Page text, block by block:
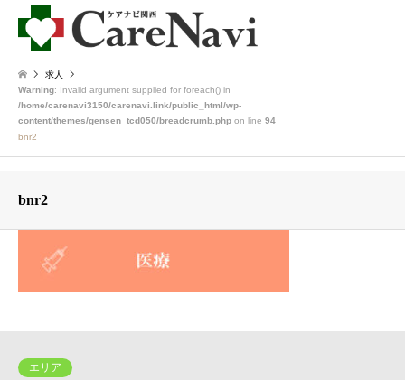
求人
Warning: Invalid argument supplied for foreach() in
/home/carenavi3150/carenavi.link/public_html/wp-
content/themes/gensen_tcd050/breadcrumb.php on line 94
bnr2
bnr2
エリア